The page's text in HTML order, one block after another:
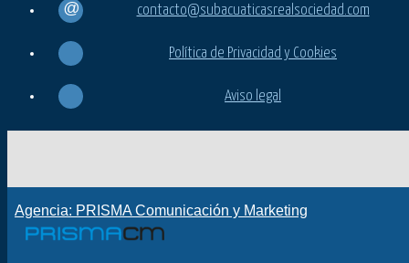
contacto@subacuaticasrealsociedad.com
Política de Privacidad y Cookies
Aviso legal
Agencia: PRISMA Comunicación y Marketing